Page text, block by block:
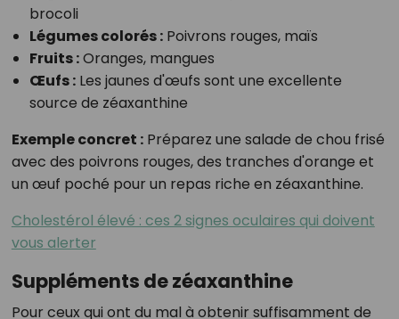
brocoli
Légumes colorés :Poivrons rouges, maïs
Fruits :Oranges, mangues
Œufs :Les jaunes d'œufs sont une excellente
source de zéaxanthine
Exemple concret :Préparez une salade de chou frisé
avec des poivrons rouges, des tranches d'orange et
un œuf poché pour un repas riche en zéaxanthine.
Cholestérol élevé : ces 2 signes oculaires qui doivent
vous alerter
Suppléments de zéaxanthine
Pour ceux qui ont du mal à obtenir suffisamment de